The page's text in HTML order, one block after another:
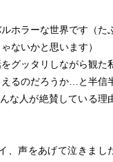
ホラーな世界です（た
ないかと思います）
グッタリしながら観た
えるのだろうか…と半信
な人が絶賛している理
、声をあげて泣きまし